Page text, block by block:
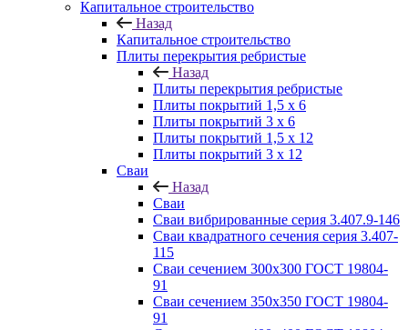
Капитальное строительство
Назад
Капитальное строительство
Плиты перекрытия ребристые
Назад
Плиты перекрытия ребристые
Плиты покрытий 1,5 x 6
Плиты покрытий 3 x 6
Плиты покрытий 1,5 x 12
Плиты покрытий 3 x 12
Сваи
Назад
Сваи
Сваи вибрированные серия 3.407.9-146
Сваи квадратного сечения серия 3.407-
115
Сваи сечением 300х300 ГОСТ 19804-
91
Сваи сечением 350х350 ГОСТ 19804-
91